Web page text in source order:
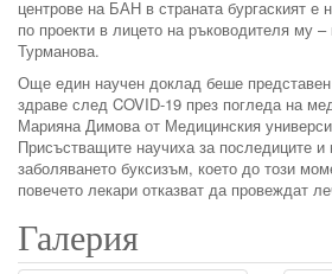
центрове на БАН в страната бургаският е
по проекти в лицето на ръководителя му
Турманова.
Още един научен доклад беше
здраве след COVID-19 през погледа на
Марияна Димова от Медицинския
Присъстващите научиха за последиците и
заболяването буксизъм, което до този
повечето лекари отказват да провеждат
Галерия